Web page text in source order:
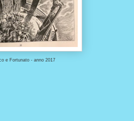
e Fortunato - anno 2017